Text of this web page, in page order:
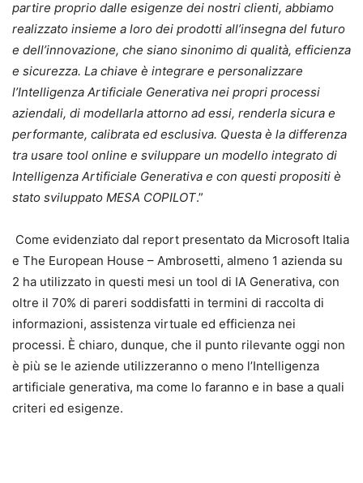
partire proprio dalle esigenze dei nostri clienti, abbiamo
realizzato insieme a loro dei prodotti all’insegna del futuro
e dell’innovazione, che siano sinonimo di qualità, efficienza
e sicurezza. La chiave è integrare e personalizzare
l’Intelligenza Artificiale Generativa nei propri processi
aziendali, di modellarla attorno ad essi, renderla sicura e
performante, calibrata ed esclusiva. Questa è la differenza
tra usare tool online e sviluppare un modello integrato di
Intelligenza Artificiale Generativa e con questi propositi è
stato sviluppato MESA COPILOT.”
Come evidenziato dal report presentato da Microsoft Italia
e The European House – Ambrosetti, almeno 1 azienda su
2 ha utilizzato in questi mesi un tool di IA Generativa, con
oltre il 70% di pareri soddisfatti in termini di raccolta di
informazioni, assistenza virtuale ed efficienza nei
processi. È chiaro, dunque, che il punto rilevante oggi non
è più se le aziende utilizzeranno o meno l’Intelligenza
artificiale generativa, ma come lo faranno e in base a quali
criteri ed esigenze.